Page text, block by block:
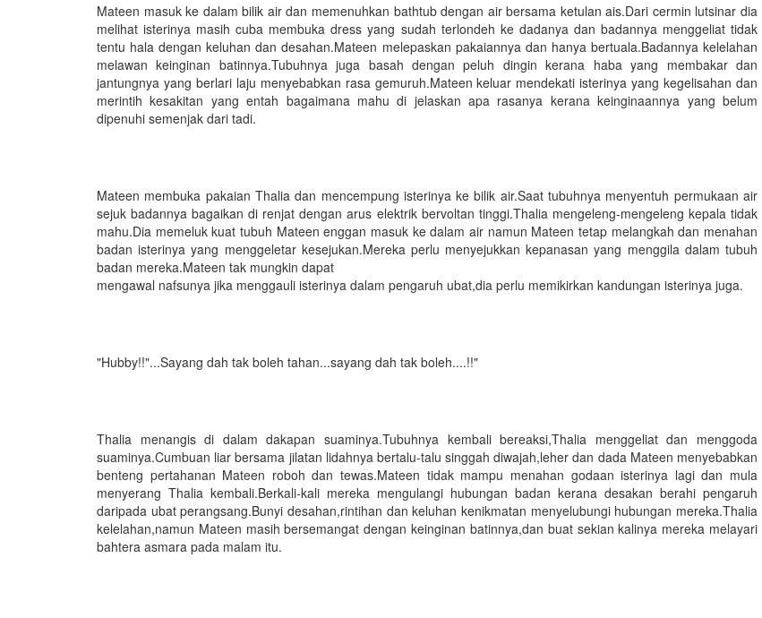
Mateen masuk ke dalam bilik air dan memenuhkan bathtub dengan air bersama ketulan ais.Dari cermin lutsinar dia
melihat isterinya masih cuba membuka dress yang sudah terlondeh ke dadanya dan badannya menggeliat tidak
tentu hala dengan keluhan dan desahan.Mateen melepaskan pakaiannya dan hanya bertuala.Badannya kelelahan
melawan keinginan batinnya.Tubuhnya juga basah dengan peluh dingin kerana haba yang membakar dan
jantungnya yang berlari laju menyebabkan rasa gemuruh.Mateen keluar mendekati isterinya yang kegelisahan dan
merintih kesakitan yang entah bagaimana mahu di jelaskan apa rasanya kerana keinginaannya yang belum
dipenuhi semenjak dari tadi.
Mateen membuka pakaian Thalia dan mencempung isterinya ke bilik air.Saat tubuhnya menyentuh permukaan air
sejuk badannya bagaikan di renjat dengan arus elektrik bervoltan tinggi.Thalia mengeleng-mengeleng kepala tidak
mahu.Dia memeluk kuat tubuh Mateen enggan masuk ke dalam air namun Mateen tetap melangkah dan menahan
badan isterinya yang menggeletar kesejukan.Mereka perlu menyejukkan kepanasan yang menggila dalam tubuh
badan mereka.Mateen tak mungkin dapat
mengawal nafsunya jika menggauli isterinya dalam pengaruh ubat,dia perlu memikirkan kandungan isterinya juga.
"Hubby!!"...Sayang dah tak boleh tahan...sayang dah tak boleh....!!"
Thalia menangis di dalam dakapan suaminya.Tubuhnya kembali bereaksi,Thalia menggeliat dan menggoda
suaminya.Cumbuan liar bersama jilatan lidahnya bertalu-talu singgah diwajah,leher dan dada Mateen menyebabkan
benteng pertahanan Mateen roboh dan tewas.Mateen tidak mampu menahan godaan isterinya lagi dan mula
menyerang Thalia kembali.Berkali-kali mereka mengulangi hubungan badan kerana desakan berahi pengaruh
daripada ubat perangsang.Bunyi desahan,rintihan dan keluhan kenikmatan menyelubungi hubungan mereka.Thalia
kelelahan,namun Mateen masih bersemangat dengan keinginan batinnya,dan buat sekian kalinya mereka melayari
bahtera asmara pada malam itu.